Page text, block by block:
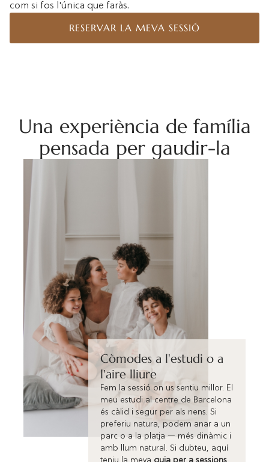
com si fos l'única que faràs.
RESERVAR LA MEVA SESSIÓ
Una experiència de família
pensada per gaudir-la
Còmodes a l'estudi o a
l'aire lliure
Fem la sessió on us sentiu millor. El
meu estudi al centre de Barcelona
és càlid i segur per als nens. Si
preferiu natura, podem anar a un
parc o a la platja — més dinàmic i
amb llum natural. Si dubteu, aquí